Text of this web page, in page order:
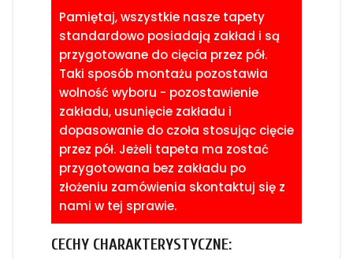
Pamiętaj, wszystkie nasze tapety
standardowo posiadają zakład i są
przygotowane do cięcia przez pół.
Taki sposób montażu pozostawia
wolność wyboru - pozostawienie
zakładu, usunięcie zakładu i
dopasowanie do czoła stosując cięcie
przez pół. Jeżeli tapeta ma zostać
przygotowana bez zakładu po
złożeniu zamówienia skontaktuj się z
nami w tej sprawie.
CECHY CHARAKTERYSTYCZNE: